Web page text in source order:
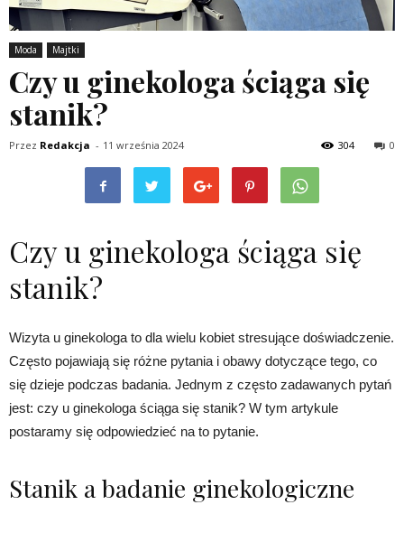
Moda Majtki
Czy u ginekologa ściąga się
stanik?
Przez Redakcja - 11 września 2024 0
304
Czy u ginekologa ściąga się
stanik?
Wizyta u ginekologa to dla wielu kobiet stresujące doświadczenie.
Często pojawiają się różne pytania i obawy dotyczące tego, co
się dzieje podczas badania. Jednym z często zadawanych pytań
jest: czy u ginekologa ściąga się stanik? W tym artykule
postaramy się odpowiedzieć na to pytanie.
Stanik a badanie ginekologiczne